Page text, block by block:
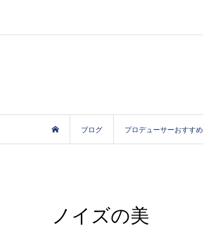
ブログ プロデューサーおすすめ
ノイズの美